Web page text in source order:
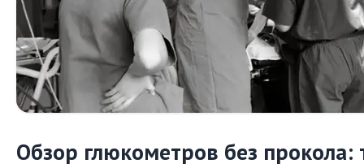
Обзор глюкометров без прокола: